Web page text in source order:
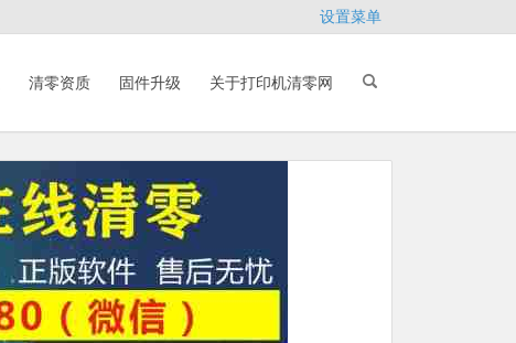
设置菜单
清零资质 固件升级 关于打印机清零网